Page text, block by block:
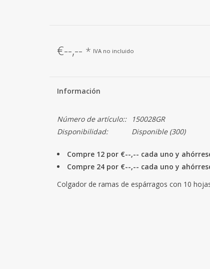
€--,-- * IVA no incluido
Información
Número de artículo::
150028GR
Disponibilidad:
Disponible(300)
Compre 12 por €--,-- cada uno y
Compre 24 por €--,-- cada uno y
Colgador de ramas de espárragos con 10